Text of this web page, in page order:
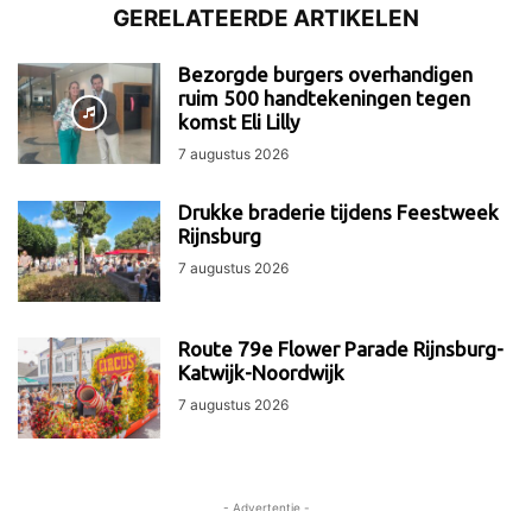
GERELATEERDE ARTIKELEN
Bezorgde burgers overhandigen
ruim 500 handtekeningen tegen
komst Eli Lilly
7 augustus 2026
Drukke braderie tijdens Feestweek
Rijnsburg
7 augustus 2026
Route 79e Flower Parade Rijnsburg-
Katwijk-Noordwijk
7 augustus 2026
- Advertentie -